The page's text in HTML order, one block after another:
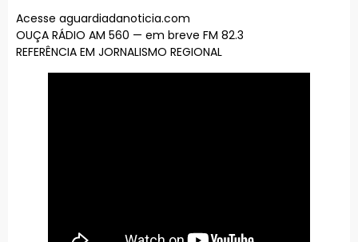
Acesse aguardiadanoticia.com
OUÇA RÁDIO AM 560 — em breve FM 82.3
REFERÊNCIA EM JORNALISMO REGIONAL